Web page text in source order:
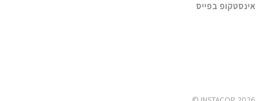
אינסטקופ בפייס